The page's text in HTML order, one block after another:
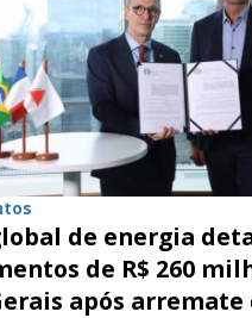
de energia
de R$ 260
após